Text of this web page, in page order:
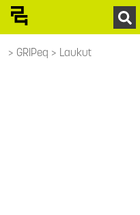
GRIPeq Laukut